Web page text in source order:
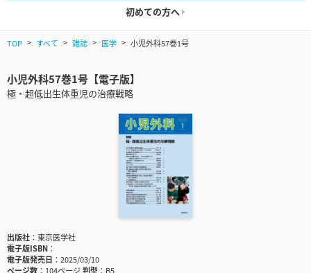
初めての方へ
TOP すべて 雑誌 医学 小児外科57巻1号
小児外科57巻1号【電子版】
極・超低出生体重児の治療戦略
出版社
東京医学社
電子版ISBN
電子版発売日
2025/03/10
ページ数
104ページ判型
B5